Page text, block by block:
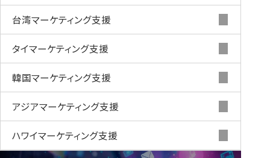
台湾マーケティング支援
タイマーケティング支援
韓国マーケティング支援
アジアマーケティング支援
ハワイマーケティング支援